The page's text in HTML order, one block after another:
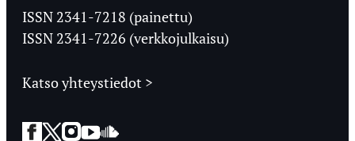
Ylioppilaslehti
ISSN 2341-7218 (painettu)
ISSN 2341-7226 (verkkojulkaisu)
Katso yhteystiedot >
Facebook
Twitter
Instagram
YouTube
SoundCloud